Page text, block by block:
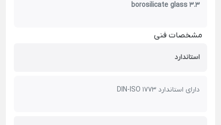
borosilicate glass 3.3
مشخصات فنی
استاندارد
دارای استاندارد DIN-ISO 1773